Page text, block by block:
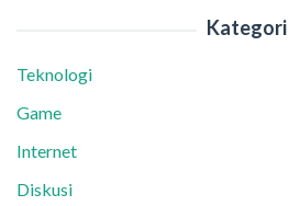
Kategori
Teknologi
Game
Internet
Diskusi